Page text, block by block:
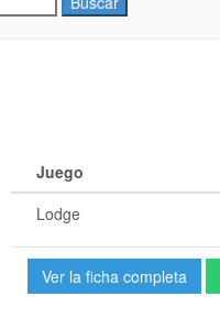
Juego
Lodge
Ver la ficha completa